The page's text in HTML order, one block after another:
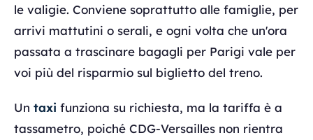
le valigie. Conviene soprattutto alle famiglie, per
arrivi mattutini o serali, e ogni volta che un'ora
passata a trascinare bagagli per Parigi vale per
voi più del risparmio sul biglietto del treno.
Un taxi funziona su richiesta, ma la tariffa è a
tassametro, poiché CDG-Versailles non rientra